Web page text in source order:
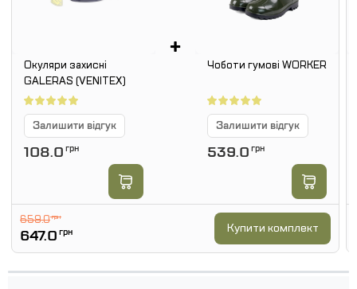
Окуляри захисні
GALERAS (VENITEX)
Залишити відгук
108.0 грн
+
Чоботи гумові WORKER
Залишити відгук
539.0 грн
659.0грн
647.0 грн Купити комплект